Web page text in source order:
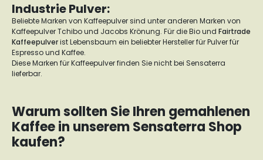
Industrie Pulver:
Beliebte Marken von Kaffeepulver sind unter anderen Marken von
Kaffeepulver Tchibo und Jacobs Krönung. Für die Bio und Fairtrade
Kaffeepulverist Lebensbaum ein beliebter Hersteller für Pulver für
Espresso und Kaffee.
Diese Marken für Kaffeepulver finden Sie nicht bei Sensaterra
lieferbar.
Warum sollten Sie Ihren gemahlenen
Kaffee in unserem Sensaterra Shop
kaufen?